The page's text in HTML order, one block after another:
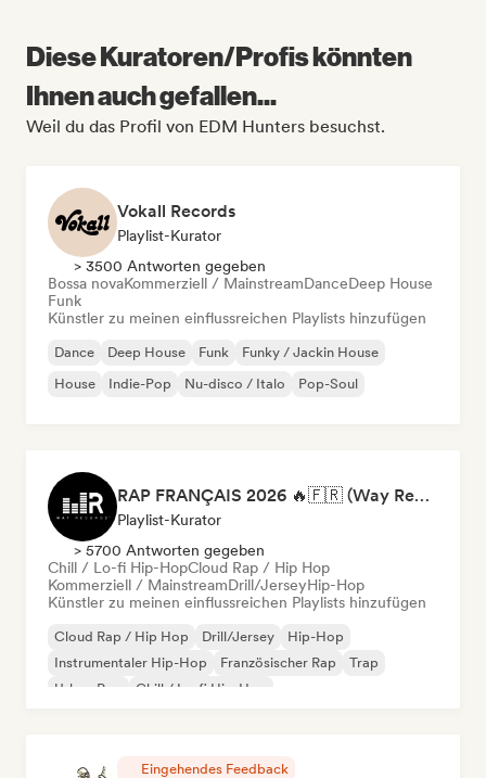
Diese Kuratoren/Profis könnten
Ihnen auch gefallen...
Weil du das Profil von EDM Hunters besuchst.
Vokall Records
Playlist-Kurator
> 3500 Antworten gegeben
Bossa novaKommerziell / MainstreamDanceDeep House
Funk
Künstler zu meinen einflussreichen Playlists hinzufügen
Dance Deep House Funk
Funky / Jackin House
House
Indie-Pop Nu-disco / Italo Pop-Soul
RAP FRANÇAIS 2026 🔥🇫🇷 (Way Records)
Playlist-Kurator
> 5700 Antworten gegeben
Chill / Lo-fi Hip-HopCloud Rap / Hip Hop
Kommerziell / MainstreamDrill/JerseyHip-Hop
Künstler zu meinen einflussreichen Playlists hinzufügen
Cloud Rap / Hip Hop Drill/Jersey
Hip-Hop
Instrumentaler Hip-Hop
Französischer Rap
Trap
Urban Pop
Chill / Lo-fi Hip-Hop
Eingehendes Feedback